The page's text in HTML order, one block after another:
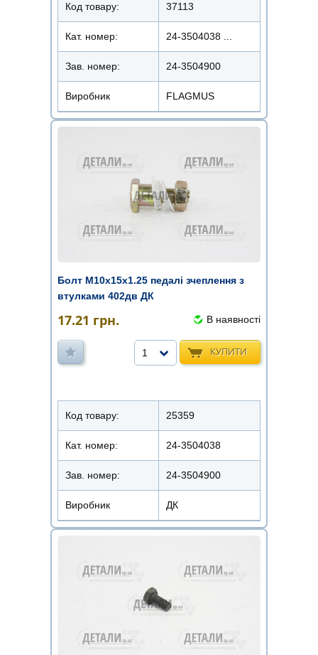
Код товару: 37113
Кат. номер: 24-3504038 ...
Зав. номер: 24-3504900
Виробник FLAGMUS
Болт М10х15х1.25 педалі зчеплення з
втулками 402дв ДК
17.21 грн. В наявності
КУПИТИ
1
Код товару: 25359
Кат. номер: 24-3504038
Зав. номер: 24-3504900
Виробник ДК